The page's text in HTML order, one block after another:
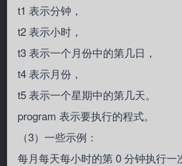
t1 表示分钟，
t2 表示小时，
t3 表示一个月份中的第几日，
t4 表示月份，
t5 表示一个星期中的第几天。
program 表示要执行的程式。
（3）一些示例：
每月每天每小时的第 0 分钟执行一